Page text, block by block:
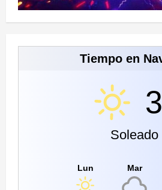
Tiempo en
Soleado
Lun Mar